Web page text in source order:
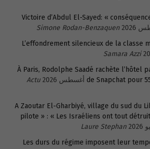
Victoire d’Abdul El-Sayed: «
Simone Rodan-Benzaquen
L’effondrement silencieux de la classe
Samara Azzi
À Paris, Rodolphe Saadé rachète l’hôtel
de Snapchat pour
Actu
A Zaoutar El-Gharbiyé, village du sud du
pilote » : « Les Israéliens ont tout
Laure Stephan
Les durs du régime imposent leur